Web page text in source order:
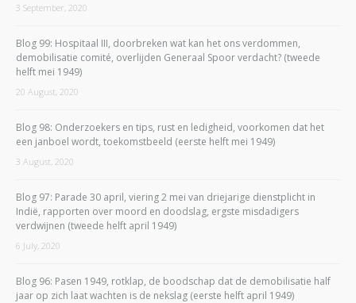
3 September, 2020
Blog 99: Hospitaal III, doorbreken wat kan het ons verdommen,
demobilisatie comité, overlijden Generaal Spoor verdacht? (tweede
helft mei 1949)
20 August, 2020
Blog 98: Onderzoekers en tips, rust en ledigheid, voorkomen dat het
een janboel wordt, toekomstbeeld (eerste helft mei 1949)
3 August, 2020
Blog 97: Parade 30 april, viering 2 mei van driejarige dienstplicht in
Indië, rapporten over moord en doodslag, ergste misdadigers
verdwijnen (tweede helft april 1949)
6 July, 2020
Blog 96: Pasen 1949, rotklap, de boodschap dat de demobilisatie half
jaar op zich laat wachten is de nekslag (eerste helft april 1949)